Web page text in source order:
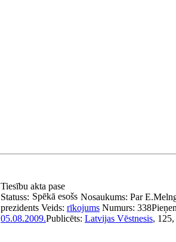
Tiesību akta pase
Nosaukums: Par
Statuss: Spēkā esošs
prezidents Veids: rīkojums Numurs: 338
05.08.2009.Publicēts: Latvijas Vēstnesis,